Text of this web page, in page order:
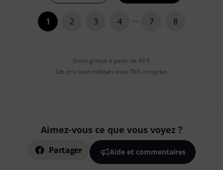
1 2 3 4 7 8
Envoi gratuit à partir de 69 €
Les prix sont indiqués avec TVA comprise
Aimez-vous ce que vous voyez ?
Partager Aide et commentaires